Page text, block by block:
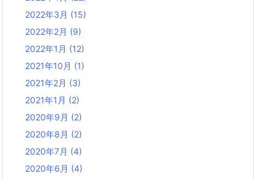
2022年3月 (15)
2022年2月 (9)
2022年1月 (12)
2021年10月 (1)
2021年2月 (3)
2021年1月 (2)
2020年9月 (2)
2020年8月 (2)
2020年7月 (4)
2020年6月 (4)